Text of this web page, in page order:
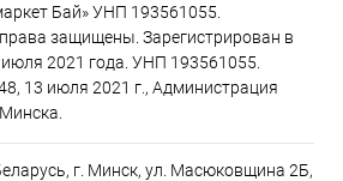
Бай» УНП 193561055.
защищены. Зарегистрирован в
2021 года. УНП 193561055.
13 июля 2021 г., Администрация
г. Минск, ул. Масюковщина 2Б,